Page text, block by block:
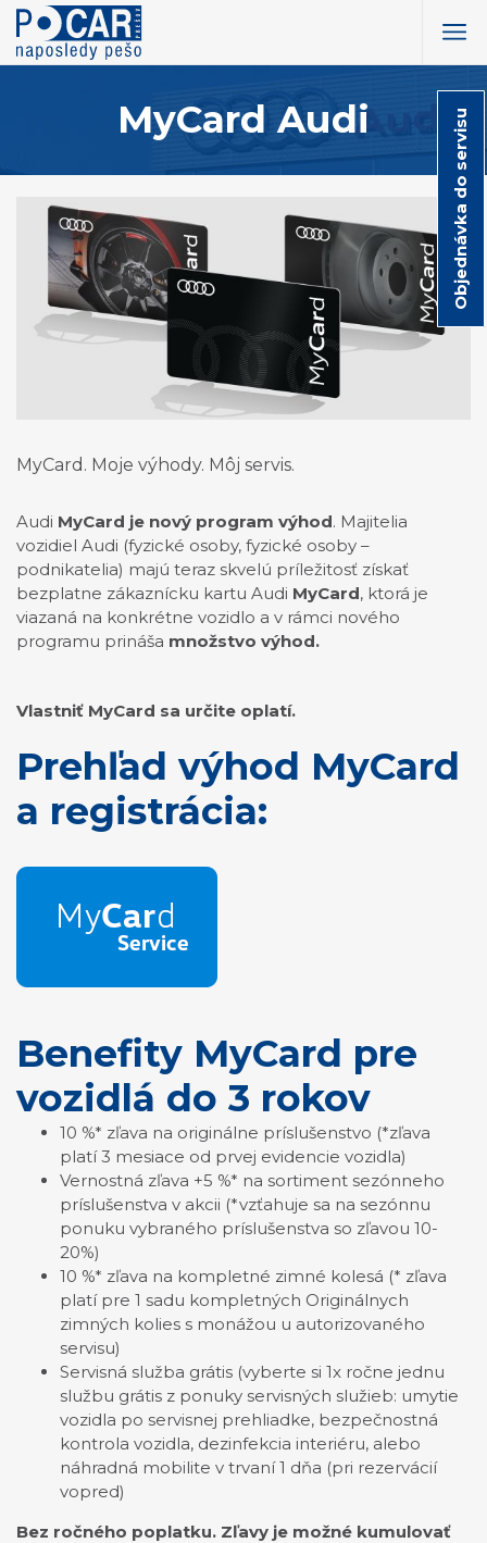
MyCard Audi
MyCard. Moje výhody. Môj servis.
Audi MyCard je nový program výhod. Majitelia
vozidiel Audi (fyzické osoby, fyzické osoby –
podnikatelia) majú teraz skvelú príležitosť získať
bezplatne zákaznícku kartu Audi MyCard, ktorá je
viazaná na konkrétne vozidlo a v rámci nového
programu prináša množstvo výhod.
Vlastniť MyCard sa určite oplatí.
Prehľad výhod MyCard
a registrácia:
Benefity MyCard pre
vozidlá do 3 rokov
10 %* zľava na originálne príslušenstvo (*zľava
platí 3 mesiace od prvej evidencie vozidla)
Vernostná zľava +5 %* na sortiment sezónneho
príslušenstva v akcii (*vzťahuje sa na sezónnu
ponuku vybraného príslušenstva so zľavou 10-
20%)
10 %* zľava na kompletné zimné kolesá (* zľava
platí pre 1 sadu kompletných Originálnych
zimných kolies s monážou u autorizovaného
servisu)
Servisná služba grátis (vyberte si 1x ročne jednu
službu grátis z ponuky servisných služieb: umytie
vozidla po servisnej prehliadke, bezpečnostná
kontrola vozidla, dezinfekcia interiéru, alebo
náhradná mobilite v trvaní 1 dňa (pri rezervácií
vopred)
Bez ročného poplatku. Zľavy je možné kumulovať
Objednávka do servisu